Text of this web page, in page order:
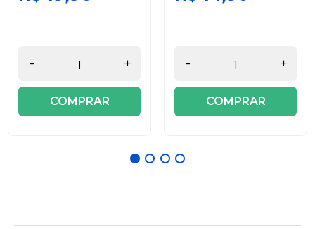
- +
COMPRAR
- +
COMPRAR